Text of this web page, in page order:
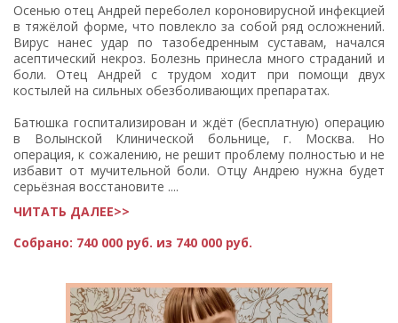
Осенью отец Андрей переболел короновирусной инфекцией
в тяжёлой форме, что повлекло за собой ряд осложнений.
Вирус нанес удар по тазобедренным суставам, начался
асептический некроз. Болезнь принесла много страданий и
боли. Отец Андрей с трудом ходит при помощи двух
костылей на сильных обезболивающих препаратах.
Батюшка госпитализирован и ждёт (бесплатную) операцию
в Волынской Клинической больнице, г. Москва. Но
операция, к сожалению, не решит проблему полностью и не
избавит от мучительной боли. Отцу Андрею нужна будет
серьёзная восстановите ....
ЧИТАТЬ ДАЛЕЕ>>
Собрано: 740 000 руб. из 740 000 руб.